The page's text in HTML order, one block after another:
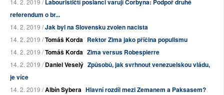
14. 2. 2019 /Labourističtí poslanci varují Corbyna: Podpoř druhé
referendum o br...
14. 2. 2019 /Jak byl na Slovensku zvolen nacista
14. 2. 2019 /Tomáš Korda Rektor Zima jako příčina populismu
14. 2. 2019 /Tomáš Korda Zima versus Robespierre
14. 2. 2019 /Daniel Veselý Způsobů, jak svrhnout venezuelskou vládu,
je více
14. 2. 2019 /Albín Sybera Hlavní rozdíl mezi Zemanem a Paksasem?